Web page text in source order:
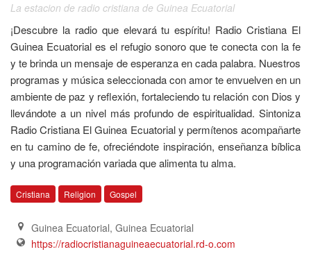
La estacion de radio cristiana de Guinea Ecuatorial
¡Descubre la radio que elevará tu espíritu! Radio Cristiana El
Guinea Ecuatorial es el refugio sonoro que te conecta con la fe
y te brinda un mensaje de esperanza en cada palabra. Nuestros
programas y música seleccionada con amor te envuelven en un
ambiente de paz y reflexión, fortaleciendo tu relación con Dios y
llevándote a un nivel más profundo de espiritualidad. Sintoniza
Radio Cristiana El Guinea Ecuatorial y permítenos acompañarte
en tu camino de fe, ofreciéndote inspiración, enseñanza bíblica
y una programación variada que alimenta tu alma.
Cristiana Religion Gospel
Guinea Ecuatorial, Guinea Ecuatorial
https://radiocristianaguineaecuatorial.rd-o.com